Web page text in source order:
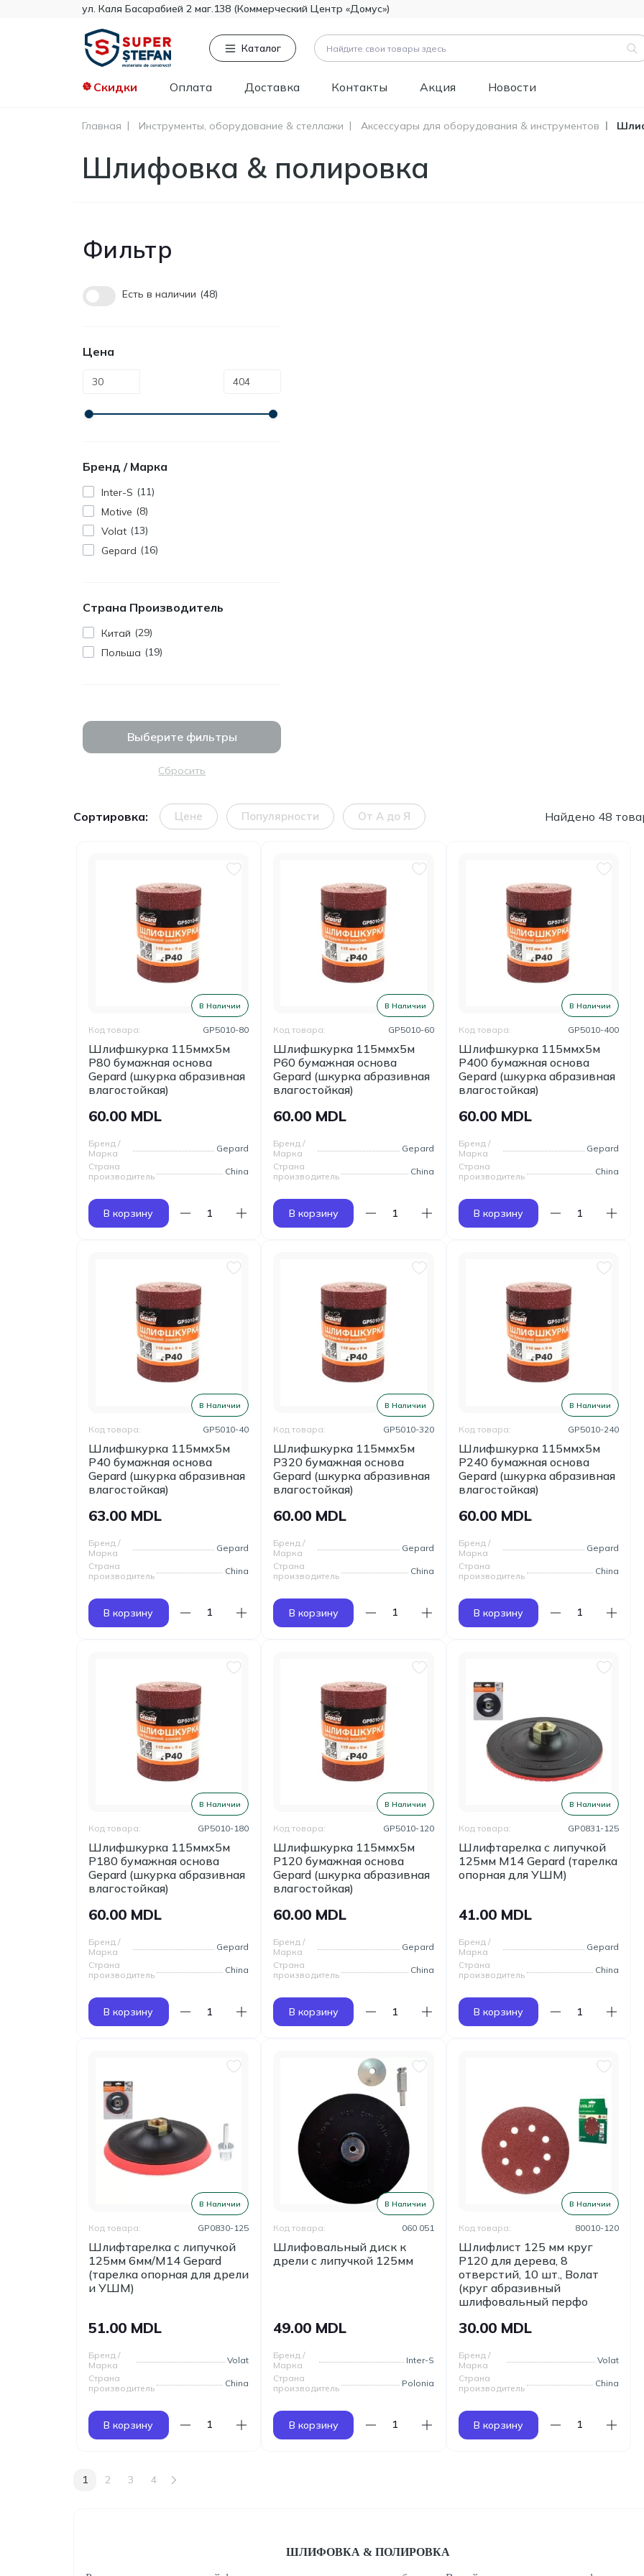
ул. Каля Басарабией 2 маг.138 (Коммерческий Центр «Домус»)
Каталог
Скидки Оплата Доставка Контакты Акция Новости
Tikkurila
Knauf
Минвата
Монтажная пена
Битумно-полимерная
Главная Инструменты, оборудование & стеллажи Аксессуары для оборудования & инструментов
Шлифовка & полировка
Фильтр
Есть в наличии 48
Цена
Бренд / Марка
Inter-S
11
Motive
8
Volat
13
Gepard
16
Страна Производитель
Китай
29
Польша
19
Сбросить
Выберите фильтры
Сортировка: Цене Популярности От А до Я Найдено 48
В Наличии
Шлифшкурка 115ммх5м
Р80 бумажная основа
Gepard (шкурка абразивная
влагостойкая)
Код товара: GP5010-80
60.00 MDL
Бренд /
Марка
Gepard
Страна
производитель
China
В корзину
В Наличии
Шлифшкурка 115ммх5м
Р60 бумажная основа
Gepard (шкурка абразивная
влагостойкая)
Код товара: GP5010-60
60.00 MDL
Бренд /
Марка
Gepard
Страна
производитель
China
В корзину
В Наличии
Шлифшкурка 115ммх5м
Р400 бумажная основа
Gepard (шкурка абразивная
влагостойкая)
Код товара: GP5010-400
60.00 MDL
Бренд /
Марка
Gepard
Страна
производитель
China
В корзину
В Наличии
Шлифшкурка 115ммх5м
Р40 бумажная основа
Gepard (шкурка абразивная
влагостойкая)
Код товара: GP5010-40
63.00 MDL
Бренд /
Марка
Gepard
Страна
производитель
China
В корзину
В Наличии
Шлифшкурка 115ммх5м
Р320 бумажная основа
Gepard (шкурка абразивная
влагостойкая)
Код товара: GP5010-320
60.00 MDL
Бренд /
Марка
Gepard
Страна
производитель
China
В корзину
В Наличии
Шлифшкурка 115ммх5м
Р240 бумажная основа
Gepard (шкурка абразивная
влагостойкая)
Код товара: GP5010-240
60.00 MDL
Бренд /
Марка
Gepard
Страна
производитель
China
В корзину
В Наличии
Шлифшкурка 115ммх5м
Р180 бумажная основа
Gepard (шкурка абразивная
влагостойкая)
Код товара: GP5010-180
60.00 MDL
Бренд /
Марка
Gepard
Страна
производитель
China
В корзину
В Наличии
Шлифшкурка 115ммх5м
Р120 бумажная основа
Gepard (шкурка абразивная
влагостойкая)
Код товара: GP5010-120
60.00 MDL
Бренд /
Марка
Gepard
Страна
производитель
China
В корзину
В Наличии
Шлифтарелка с липучкой
125мм М14 Gepard (тарелка
опорная для УШМ)
Код товара: GP0831-125
41.00 MDL
Бренд /
Марка
Gepard
Страна
производитель
China
В корзину
В Наличии
Шлифтарелка с липучкой
125мм 6мм/М14 Gepard
(тарелка опорная для дрели
и УШМ)
Код товара: GP0830-125
51.00 MDL
Бренд /
Марка
Volat
Страна
производитель
China
В корзину
В Наличии
Шлифовальный диск к
дрели с липучкой 125мм
Код товара: 060 051
49.00 MDL
Бренд /
Марка
Inter-S
Страна
производитель
Polonia
В корзину
В Наличии
Шлифлист 125 мм круг
Р120 для дерева, 8
отверстий, 10 шт., Волат
(круг абразивный
шлифовальный перфо
Код товара: 80010-120
30.00 MDL
Бренд /
Марка
Volat
Страна
производитель
China
В корзину
1 2 3 4
ШЛИФОВКА & ПОЛИРОВКА